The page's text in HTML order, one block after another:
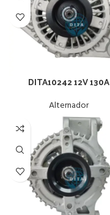
DITA10242 12V 130A
Alternador